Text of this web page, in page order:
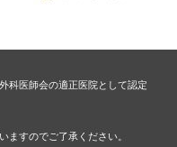
科医師会の適正医院として認定
ますのでご了承ください。